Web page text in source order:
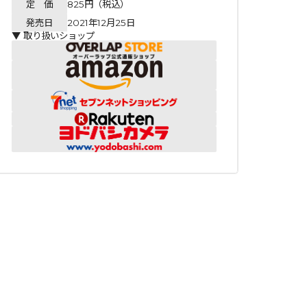
定 価
825円（税込）
発売日
2021年12月25日
▼ 取り扱いショップ